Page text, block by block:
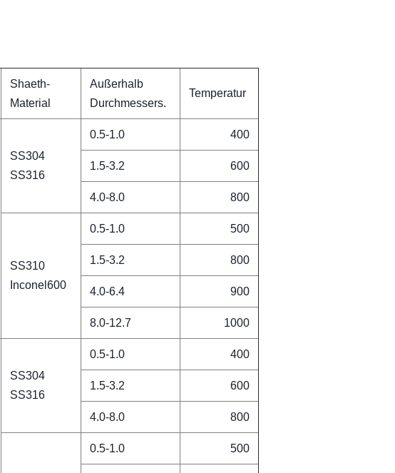
Shaeth-
Material
Außerhalb
Durchmessers.
Temperatur
SS304
SS316
0.5-1.0 400
1.5-3.2 600
4.0-8.0 800
SS310
Inconel600
0.5-1.0 500
1.5-3.2 800
4.0-6.4 900
8.0-12.7 1000
SS304
SS316
0.5-1.0 400
1.5-3.2 600
4.0-8.0 800
0.5-1.0 500